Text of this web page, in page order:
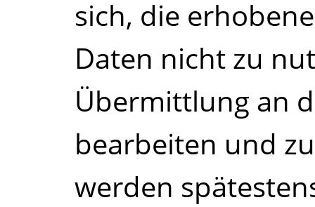
sich, die
Daten nicht zu
Übermittlung an
bearbeiten und
werden